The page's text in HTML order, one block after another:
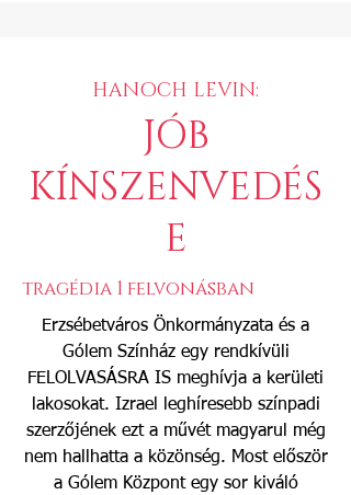
HANOCH LEVIN:
JÓB
KÍNSZENVEDÉS
E
tragédia 1 felvonásban
Erzsébetváros Önkormányzata és a
Gólem Színház egy rendkívüli
FELOLVASÁSRA IS meghívja a kerületi
lakosokat. Izrael leghíresebb színpadi
szerzőjének ezt a művét magyarul még
nem hallhatta a közönség. Most először
a Gólem Központ egy sor kiváló